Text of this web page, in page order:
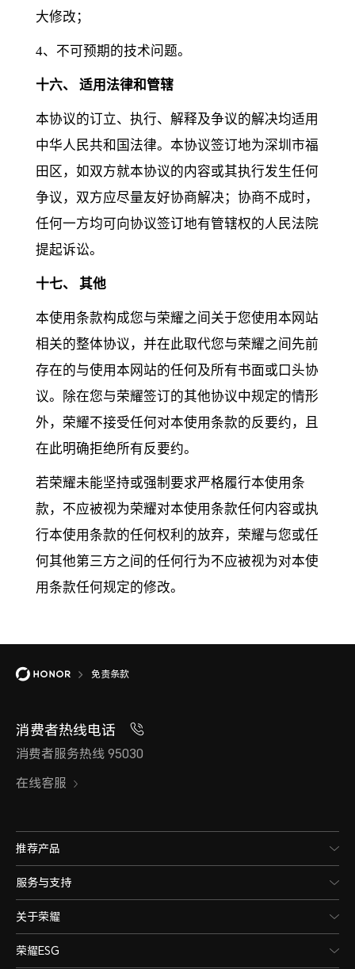
大修改；
4、不可预期的技术问题。
十六、 适用法律和管辖
本协议的订立、执行、解释及争议的解决均适用
中华人民共和国法律。本协议签订地为深圳市福
田区，如双方就本协议的内容或其执行发生任何
争议，双方应尽量友好协商解决；协商不成时，
任何一方均可向协议签订地有管辖权的人民法院
提起诉讼。
十七、 其他
本使用条款构成您与荣耀之间关于您使用本网站
相关的整体协议，并在此取代您与荣耀之间先前
存在的与使用本网站的任何及所有书面或口头协
议。除在您与荣耀签订的其他协议中规定的情形
外，荣耀不接受任何对本使用条款的反要约，且
在此明确拒绝所有反要约。
若荣耀未能坚持或强制要求严格履行本使用条
款，不应被视为荣耀对本使用条款任何内容或执
行本使用条款的任何权利的放弃，荣耀与您或任
何其他第三方之间的任何行为不应被视为对本使
用条款任何规定的修改。
免责条款
消费者热线电话
消费者服务热线 95030
在线客服
推荐产品
服务与支持
关于荣耀
荣耀ESG